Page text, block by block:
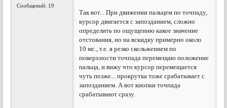
Сообщений: 19
Так вот... При движении пальцем по точпаду,
курсор двигается с запозданием, сложно
определить по ощущению какое значение
отстования, но на вскидку примерно около
10 мс., т.е. я резко скольжением по
поверхности точпада перемещаю положение
пальца, и вижу что курсор перемещается
чуть позже... прокрутка тоже срабатывает с
запозданием. А вот кнопки точпада
срабатывают сразу.